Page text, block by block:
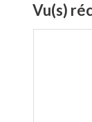
Vu(s)